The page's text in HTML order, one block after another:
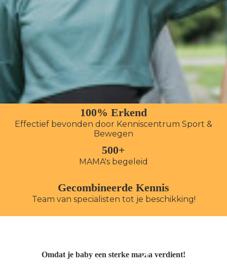
100% Erkend
Effectief bevonden door Kenniscentrum Sport &
Bewegen
500+
MAMA's begeleid
Gecombineerde Kennis
Team van specialisten tot je beschikking!
Omdat je baby een sterke mama verdient!